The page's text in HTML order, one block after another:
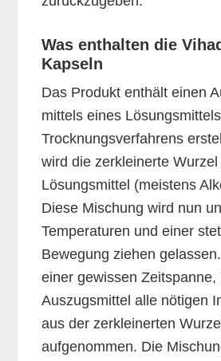
Was enthalten die
Kapseln
Das Produkt enthält einen
mittels eines
Trocknungsverfahrens
wird die zerkleinerte Wurzel
Lösungsmittel (meistens
Diese Mischung wird nun
Temperaturen und einer
Bewegung ziehen
einer gewissen Zeitspanne,
Auszugsmittel alle nötigen
aus der zerkleinerten Wurzel
aufgenommen. Die